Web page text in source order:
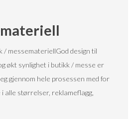
/ messemateriellGod design til
økt synlighet i butikk / messe er
gjennom hele prosessen med for
alle størrelser, reklameflagg,